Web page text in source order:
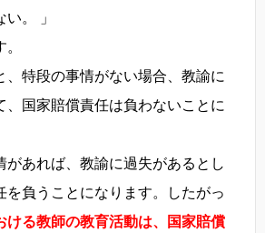
。 」
、特段の事情がない場合、教諭に
、国家賠償責任は負わないことに
があれば、教諭に過失があるとし
を負うことになります。したがっ
ける教師の教育活動は、国家賠償